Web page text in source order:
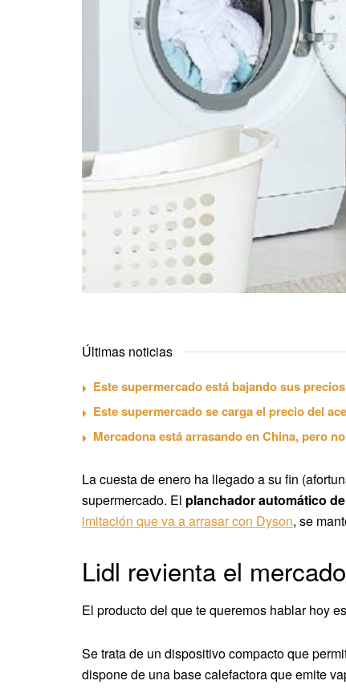
Últimas noticias
Este supermercado está bajando sus
Este supermercado se carga el precio del
Mercadona está arrasando en China, pero
La cuesta de enero ha llegado a su fin
supermercado. El planchador automático
imitación que va a arrasar con Dyson, se
Lidl revienta el
El producto del que te queremos hablar hoy
Se trata de un dispositivo compacto que
dispone de una base calefactora que emite